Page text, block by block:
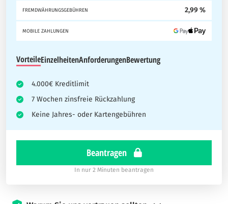
FREMDWÄHRUNGSGEBÜHREN 2,99 %
MOBILE ZAHLUNGEN
VorteileEinzelheitenAnforderungenBewertung
4.000€ Kreditlimit
7 Wochen zinsfreie Rückzahlung
Keine Jahres- oder Kartengebühren
Beantragen
In nur 2 Minuten beantragen